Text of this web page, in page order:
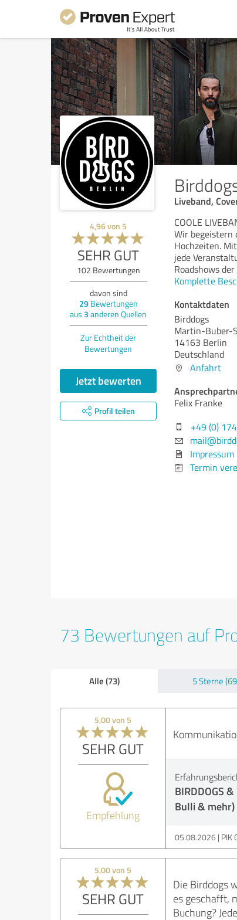
Liveband,
4,96von 5
SEHR GUT
102 Bewertungen
davon sind
29Bewertungen
aus 3 anderen Quellen
Zur Echtheit der
Bewertungen
Jetzt bewerten
Profil teilen
COOLE
Wir begeistern
Hochzeiten.
jede
Roadshows
Komplette
Kontaktdaten
Birddogs
Martin-Buber-
14163 Berlin
Deutschland
Anfahrt
Felix Franke
+49 (0)
Impressum
Termin
73 Bewertungen auf
Alle (73) 5 Sterne
5,00 von 5
SEHR GUT
Empfehlung
BIRDDOGS
Bulli & mehr)
05.08.2026 PIK
5,00 von 5
SEHR GUT
Die Birddogs
es geschafft,
Buchung?